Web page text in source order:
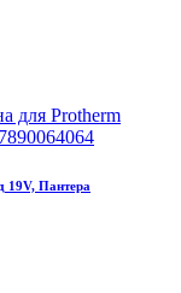
19V, Пантера